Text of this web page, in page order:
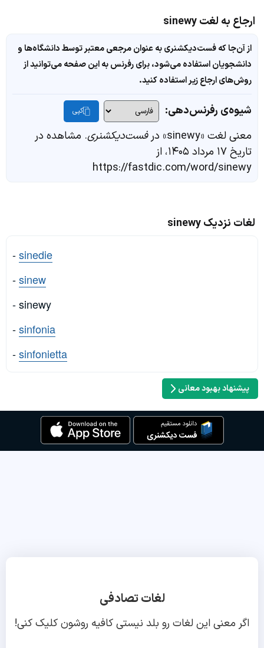
ارجاع به لغت sinewy
از آن‌جا که فست‌دیکشنری به عنوان مرجعی معتبر توسط دانشگاه‌ها و
دانشجویان استفاده می‌شود، برای رفرنس به این صفحه می‌توانید از
روش‌های ارجاع زیر استفاده کنید.
شیوه‌ی رفرنس‌دهی: کپی
معنی لغت «sinewy» در فست‌دیکشنری. مشاهده در
تاریخ ۱۷ مرداد ۱۴۰۵، از
https://fastdic.com/word/sinewy
لغات نزدیک sinewy
-sinedie
-sinew
- sinewy
-sinfonia
-sinfonietta
پیشنهاد بهبود معانی
لغات تصادفی
اگر معنی این لغات رو بلد نیستی کافیه روشون کلیک کنی!